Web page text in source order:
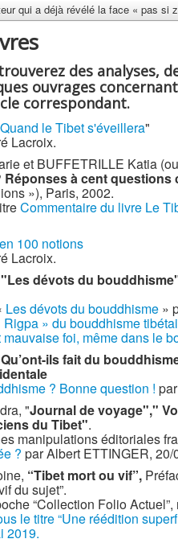
qui a déjà révélé la face « pas si
des analyses,
ouvrages
correspondant.
Quand le Tibet s'éveillera"
Lacroix.
et BUFFETRILLE Katia
à cent questions
»), Paris, 2002.
Commentaire du livre Le
100 notions
Lacroix.
"Les dévots du
Les dévots du bouddhisme »
Rigpa » du bouddhisme
foi, même dans le
Qu’ont-ils fait du
? Bonne question !
"Journal de voyage","
du Tibet".
manipulations éditoriales
? par Albert ETTINGER, 20/
“Tibet mort ou vif”,
du sujet”.
“Collection Folio Actuel”,
le titre “Une réédition
2019.